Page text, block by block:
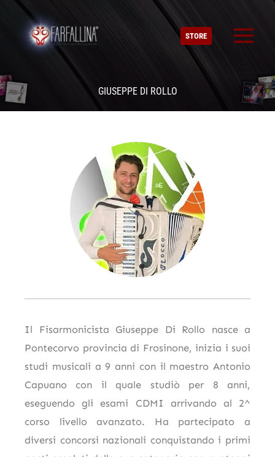
contenuto
STORE
GIUSEPPE DI ROLLO
Il Fisarmonicista Giuseppe Di Rollo nasce a
Pontecorvo provincia di Frosinone, inizia i suoi
studi musicali a 9 anni con il maestro Antonio
Capuano con il quale studiò per 8 anni,
eseguendo gli esami CDMI arrivando al 2^
corso livello avanzato. Ha partecipato a
diversi concorsi nazionali conquistando i primi